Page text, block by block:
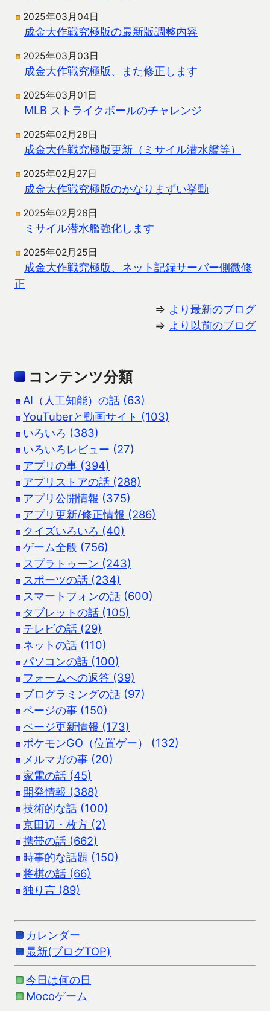
2025年03月04日
成金大作戦究極版の最新版調整内容
2025年03月03日
成金大作戦究極版、また修正します
2025年03月01日
MLB ストライクボールのチャレンジ
2025年02月28日
成金大作戦究極版更新（ミサイル潜水艦等）
2025年02月27日
成金大作戦究極版のかなりまずい挙動
2025年02月26日
ミサイル潜水艦強化します
2025年02月25日
成金大作戦究極版、ネット記録サーバー側微修
正
⇒ より最新のブログ
⇒ より以前のブログ
コンテンツ分類
AI（人工知能）の話 (63)
YouTuberと動画サイト (103)
いろいろ (383)
いろいろレビュー (27)
アプリの事 (394)
アプリストアの話 (288)
アプリ公開情報 (375)
アプリ更新/修正情報 (286)
クイズいろいろ (40)
ゲーム全般 (756)
スプラトゥーン (243)
スポーツの話 (234)
スマートフォンの話 (600)
タブレットの話 (105)
テレビの話 (29)
ネットの話 (110)
パソコンの話 (100)
フォームへの返答 (39)
プログラミングの話 (97)
ページの事 (150)
ページ更新情報 (173)
ポケモンGO（位置ゲー） (132)
メルマガの事 (20)
家電の話 (45)
開発情報 (388)
技術的な話 (100)
京田辺・枚方 (2)
携帯の話 (662)
時事的な話題 (150)
将棋の話 (66)
独り言 (89)
カレンダー
最新(ブログTOP)
今日は何の日
Mocoゲーム